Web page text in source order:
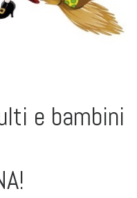
e bambini